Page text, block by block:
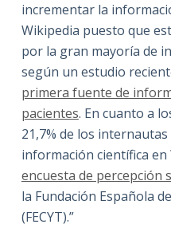
incrementar la
Wikipedia puesto que
por la gran mayoría de
según un estudio
primera fuente de
pacientes. En cuanto a
21,7% de los
información científica
encuesta de percepción
la Fundación Española
(FECYT).”